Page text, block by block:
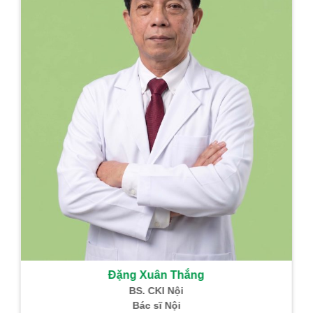
Đặng Xuân Thắng
BS. CKI Nội
Bác sĩ Nội